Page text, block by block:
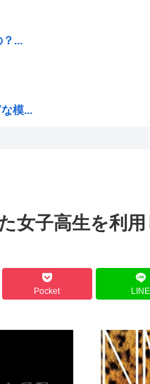
？...
模...
者...
...
女子高生を利
Pocket LINE